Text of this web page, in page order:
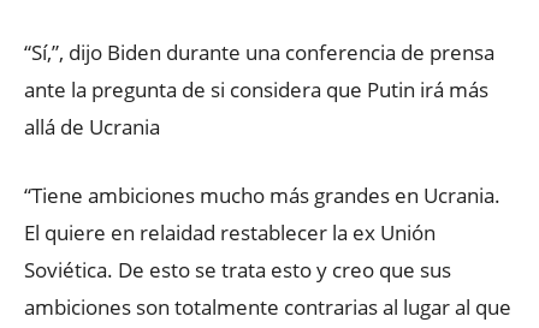
“Sí,”, dijo Biden durante una conferencia de prensa
ante la pregunta de si considera que Putin irá más
allá de Ucrania
“Tiene ambiciones mucho más grandes en Ucrania.
El quiere en relaidad restablecer la ex Unión
Soviética. De esto se trata esto y creo que sus
ambiciones son totalmente contrarias al lugar al que